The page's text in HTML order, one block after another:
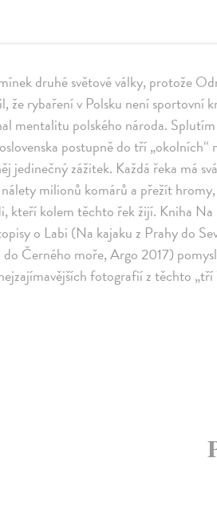
druhé světové války, protože
že rybaření v Polsku není sportovní
mentalitu polského národa.
postupně do tří
jedinečný zážitek. Každá řeka má
milionů komárů a přežít
kteří kolem těchto řek žijí. Kniha Na
o Labi (Na kajaku z Prahy do
Černého moře, Argo 2017)
fotografií z těchto